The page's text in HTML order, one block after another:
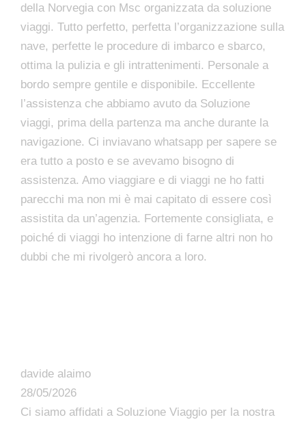
della Norvegia con Msc organizzata da soluzione
viaggi. Tutto perfetto, perfetta l’organizzazione sulla
nave, perfette le procedure di imbarco e sbarco,
ottima la pulizia e gli intrattenimenti. Personale a
bordo sempre gentile e disponibile. Eccellente
l’assistenza che abbiamo avuto da Soluzione
viaggi, prima della partenza ma anche durante la
navigazione. Ci inviavano whatsapp per sapere se
era tutto a posto e se avevamo bisogno di
assistenza. Amo viaggiare e di viaggi ne ho fatti
parecchi ma non mi è mai capitato di essere così
assistita da un’agenzia. Fortemente consigliata, e
poiché di viaggi ho intenzione di farne altri non ho
dubbi che mi rivolgerò ancora a loro.
davide alaimo
28/05/2026
Ci siamo affidati a Soluzione Viaggio per la nostra